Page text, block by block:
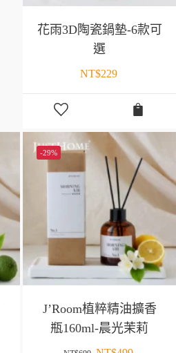
花雨3D陶瓷鍋墊-6款可
選
NT$229
-29%
J’Room植粹精油擴香
瓶160ml-晨光茉莉